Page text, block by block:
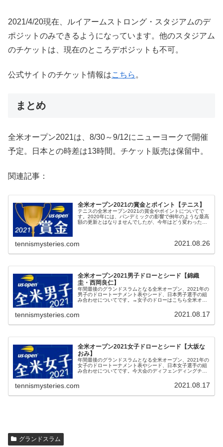
2021/4/20現在、ルイアームストロング・スタジアムのデ
ポジットのみできるようになっています。他のスタジアム
のチケットは、現在のところデポジットも不可。
公式サイトのチケット情報はこちら 。
まとめ
全米オープン2021は、8/30～9/12にニューヨークで開催
予定。日本との時差は13時間。チケット販売は保留中。
関連記事：
全米オープン2021の賞金とポイント【テニス】
テニスの全米オープン2021の賞金やポイントについてで
す。2020年には、パンデミックの影響で例年のような最高
額の更新とはなりませんでしたが、今年はどう変わったで
tennismysteries.com 2021.08.26
全米オープン2021男子ドローとシード【錦織
圭・西岡良仁】
年間最後のグランドスラムとなる全米オープン、2021年の
男子のドロートーナメント表やシード、日本男子選手の組
み合わせについてです。→女子のドローはこちら全米オー
tennismysteries.com 2021.08.17
全米オープン2021女子ドローとシード【大坂な
おみ】
年間最後のグランドスラムとなる全米オープン、2021年の
女子のドロートーナメント表やシード、日本女子選手の組
み合わせについてです。今大会のディフェンディングチャ
tennismysteries.com 2021.08.17
グランドスラム